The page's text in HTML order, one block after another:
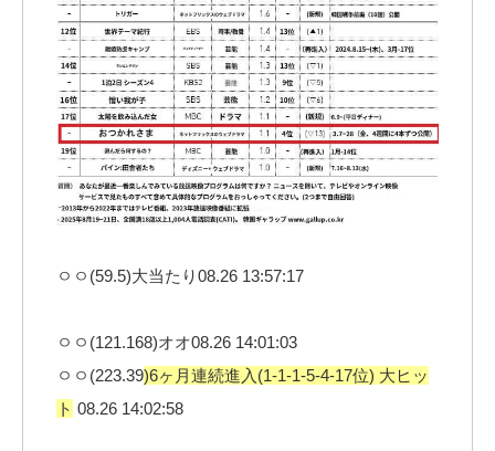
ㅇㅇ(59.5)大当たり08.26 13:57:17
ㅇㅇ(121.168)オオ08.26 14:01:03
ㅇㅇ(223.39)6ヶ月連続進入(1-1-1-5-4-17位) 大ヒッ
ト 08.26 14:02:58